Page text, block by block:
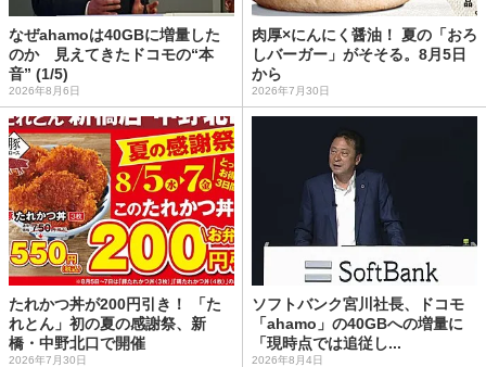
なぜahamoは40GBに増量した
のか 見えてきたドコモの“本
音” (1/5)
2026年8月6日
肉厚×にんにく醤油！ 夏の「おろ
しバーガー」がそそる。8月5日
から
2026年7月30日
たれかつ丼が200円引き！ 「た
れとん」初の夏の感謝祭、新
橋・中野北口で開催
2026年7月30日
ソフトバンク宮川社長、ドコモ
「ahamo」の40GBへの増量に
「現時点では追従し...
2026年8月4日